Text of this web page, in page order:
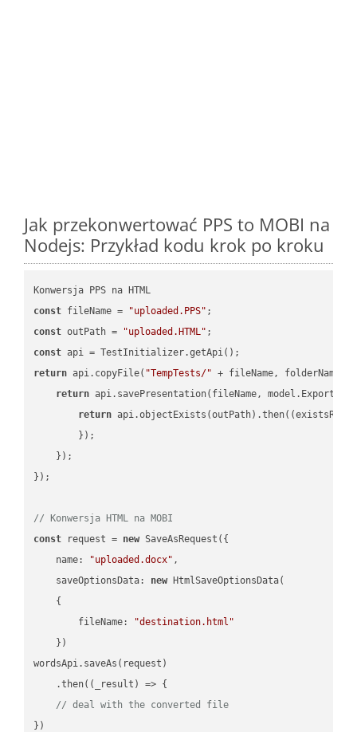
Jak przekonwertować PPS to MOBI na
Nodejs: Przykład kodu krok po kroku
const fileName = "uploaded.PPS"
const outPath = "uploaded.HTML"
const
return api.copyFile( "TempTests/" + fileName, folderName +
return api.savePresentation(fileName,
return api.objectExists(outPath).then( (
        });
    });
});
// Konwersja HTML na MOBI
const request = new SaveAsRequest({
name: "uploaded.docx" ,
saveOptionsData: new HtmlSaveOptionsData(
    {
fileName:
"destination.html"
    })
wordsApi.saveAs(request)
    .then(
( _result ) => {
// deal with the converted file
})